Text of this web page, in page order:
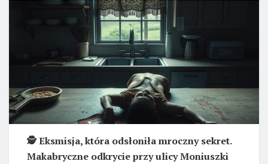
🕵️ Eksmisja, która odsłoniła mroczny sekret.
Makabryczne odkrycie przy ulicy Moniuszki